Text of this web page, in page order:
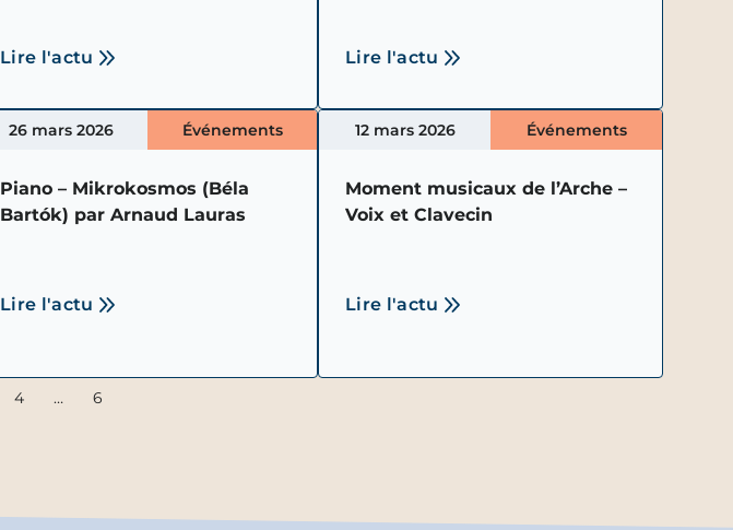
Lire l'actu Lire l'actu
26 mars 2026 Événements
Piano – Mikrokosmos (Béla
Bartók) par Arnaud Lauras
Lire l'actu
12 mars 2026 Événements
Moment musicaux de l’Arche –
Voix et Clavecin
Lire l'actu
4 … 6